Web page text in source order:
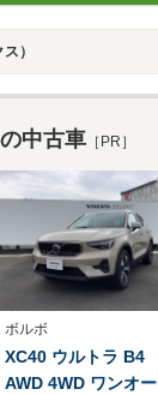
）
中古車 ［PR］
ボルボ
XC40 ウルトラ B4
AWD 4WD ワンオー